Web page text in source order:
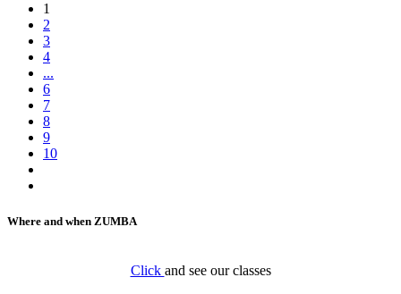
1
2
3
4
...
6
7
8
9
10
Where and when ZUMBA
Click and see our classes